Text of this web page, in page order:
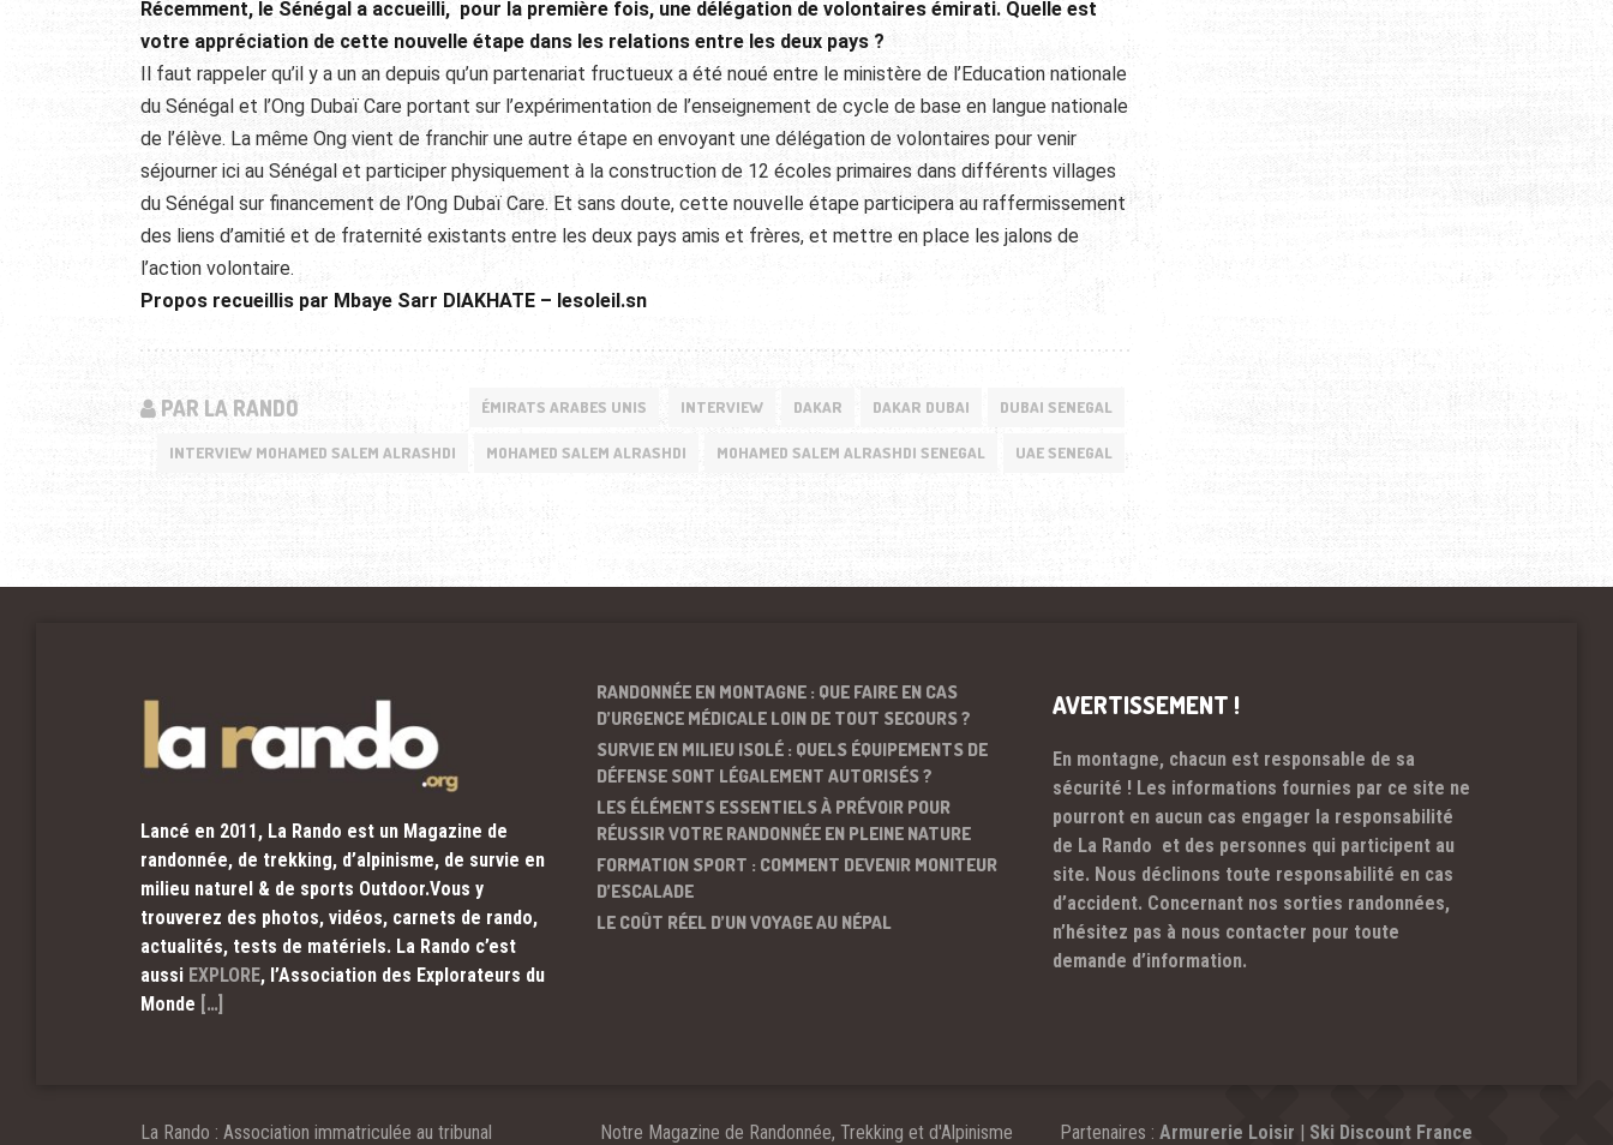
Récemment, le Sénégal a accueilli, pour la première fois, une délégation de volontaires émirati. Quelle est
votre appréciation de cette nouvelle étape dans les relations entre les deux pays ?
Il faut rappeler qu’il y a un an depuis qu’un partenariat fructueux a été noué entre le ministère de l’Education nationale
du Sénégal et l’Ong Dubaï Care portant sur l’expérimentation de l’enseignement de cycle de base en langue nationale
de l’élève. La même Ong vient de franchir une autre étape en envoyant une délégation de volontaires pour venir
séjourner ici au Sénégal et participer physiquement à la construction de 12 écoles primaires dans différents villages
du Sénégal sur financement de l’Ong Dubaï Care. Et sans doute, cette nouvelle étape participera au raffermissement
des liens d’amitié et de fraternité existants entre les deux pays amis et frères, et mettre en place les jalons de
l’action volontaire.
Propos recueillis par Mbaye Sarr DIAKHATE – lesoleil.sn
PAR LA RANDO ÉMIRATS ARABES UNIS INTERVIEW DAKAR DAKAR DUBAI DUBAI SENEGAL
INTERVIEW MOHAMED SALEM ALRASHDI MOHAMED SALEM ALRASHDI MOHAMED SALEM ALRASHDI SENEGAL UAE SENEGAL
Lancé en 2011, La Rando est un Magazine de
randonnée, de trekking, d’alpinisme, de survie en
milieu naturel & de sports Outdoor.Vous y
trouverez des photos, vidéos, carnets de rando,
actualités, tests de matériels. La Rando c’est
aussi EXPLORE, l’Association des Explorateurs du
Monde […]
RANDONNÉE EN MONTAGNE : QUE FAIRE EN CAS
D’URGENCE MÉDICALE LOIN DE TOUT SECOURS ?
SURVIE EN MILIEU ISOLÉ : QUELS ÉQUIPEMENTS DE
DÉFENSE SONT LÉGALEMENT AUTORISÉS ?
LES ÉLÉMENTS ESSENTIELS À PRÉVOIR POUR
RÉUSSIR VOTRE RANDONNÉE EN PLEINE NATURE
FORMATION SPORT : COMMENT DEVENIR MONITEUR
D’ESCALADE
LE COÛT RÉEL D’UN VOYAGE AU NÉPAL
AVERTISSEMENT !
En montagne, chacun est responsable de sa
sécurité ! Les informations fournies par ce site ne
pourront en aucun cas engager la responsabilité
de La Rando et des personnes qui participent au
site. Nous déclinons toute responsabilité en cas
d’accident. Concernant nos sorties randonnées,
n’hésitez pas à nous contacter pour toute
demande d’information.
La Rando : Association immatriculée au tribunal Notre Magazine de Randonnée, Trekking et d'Alpinisme Partenaires : Armurerie Loisir | Ski Discount France